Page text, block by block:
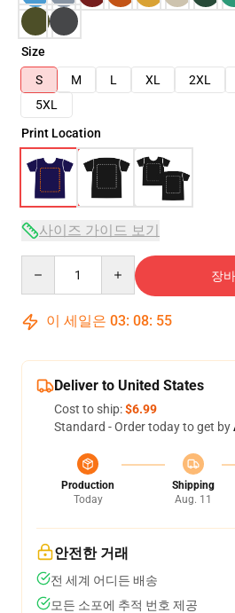
Size
S
M L XL 2XL
5XL
Print Location
사이즈 가이드 보기
장
이 세일은 03: 08: 54
Deliver to United States
Cost to ship:$6.99
Standard - Order today to get by
Production
Today
Shipping
Aug. 11
안전한 거래
전 세계 어디든 배송
모든 소포에 추적 번호 제공